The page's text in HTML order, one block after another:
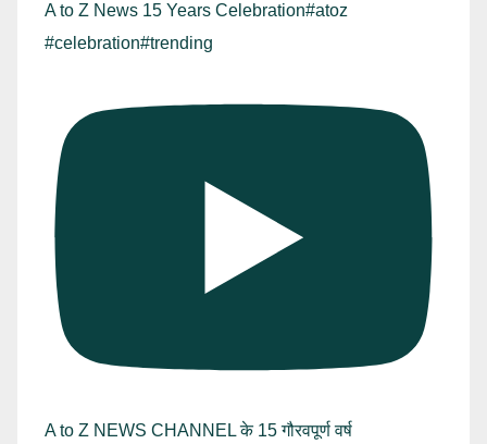
A to Z News 15 Years Celebration#atoz
#celebration#trending
A to Z NEWS CHANNEL के 15 गौरवपूर्ण वर्ष